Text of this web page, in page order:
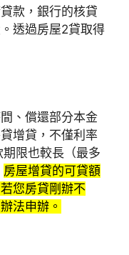
款，銀行的核貸
透過房屋2貸取得
、償還部分本金
增貸，不僅利率
限也較長（最多
房屋增貸的可貸額
您房貸剛辦不
法申辦。